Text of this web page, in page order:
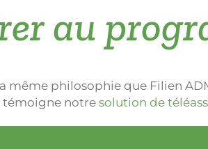
au
même philosophie que Filien
témoigne notresolution de